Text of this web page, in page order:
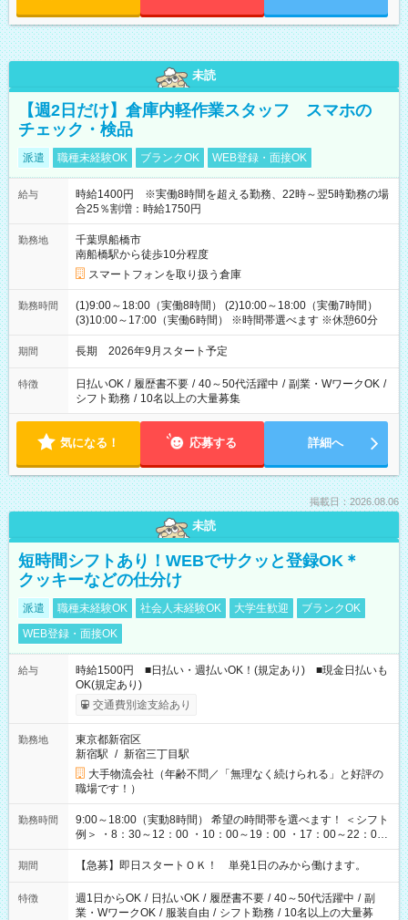
未読
【週2日だけ】倉庫内軽作業スタッフ スマホの
チェック・検品
派遣 職種未経験OK ブランクOK WEB登録・面接OK
給与
時給1400円 ※実働8時間を超える勤務、22時～翌5時勤務の場
合25％割増：時給1750円
勤務地
千葉県船橋市
南船橋駅から徒歩10分程度
スマートフォンを取り扱う倉庫
勤務時間
(1)9:00～18:00（実働8時間） (2)10:00～18:00（実働7時間）
(3)10:00～17:00（実働6時間） ※時間帯選べます ※休憩60分
期間 長期 2026年9月スタート予定
特徴 日払いOK / 履歴書不要 / 40～50代活躍中 / 副業・WワークOK /
シフト勤務 / 10名以上の大量募集
気になる！ 応募する 詳細へ
掲載日：2026.08.06
未読
短時間シフトあり！WEBでサクッと登録OK＊
クッキーなどの仕分け
派遣 職種未経験OK 社会人未経験OK 大学生歓迎
ブランクOK
WEB登録・面接OK
給与
時給1500円 ■日払い・週払いOK！(規定あり) ■現金日払いも
OK(規定あり)
交通費別途支給あり
勤務地
東京都新宿区
新宿駅 / 新宿三丁目駅
大手物流会社（年齢不問／「無理なく続けられる」と好評の
職場です！）
勤務時間
9:00～18:00（実動8時間） 希望の時間帯を選べます！ ＜シフト
例＞ ・8：30～12：00 ・10：00～19：00 ・17：00～22：00
・13：00～22：00 ・22：00～翌6：00 など
期間 【急募】即日スタートＯＫ！ 単発1日のみから働けます。
特徴 週1日からOK / 日払いOK / 履歴書不要 / 40～50代活躍中 / 副
業・WワークOK / 服装自由 / シフト勤務 / 10名以上の大量募